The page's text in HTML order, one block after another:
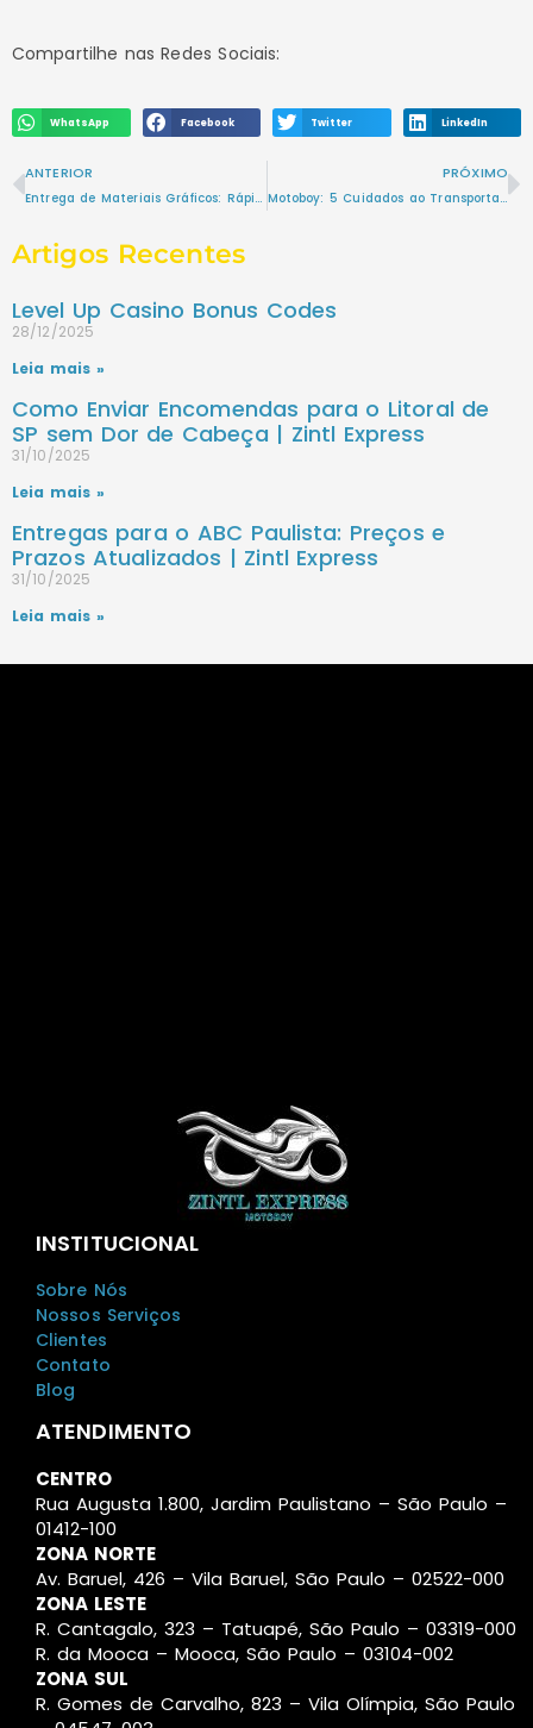
Compartilhe nas Redes Sociais:
WhatsApp Facebook Twitter LinkedIn
ANTERIOR
Entrega de Materiais Gráficos: Rápido, Confiável e Eficiente!
PRÓXIMO
Motoboy: 5 Cuidados ao Transportar as Entregas
Artigos Recentes
Level Up Casino Bonus Codes
28/12/2025
Leia mais »
Como Enviar Encomendas para o Litoral de
SP sem Dor de Cabeça | Zintl Express
31/10/2025
Leia mais »
Entregas para o ABC Paulista: Preços e
Prazos Atualizados | Zintl Express
31/10/2025
Leia mais »
INSTITUCIONAL
Sobre Nós
Nossos Serviços
Clientes
Contato
Blog
ATENDIMENTO
CENTRO
Rua Augusta 1.800, Jardim Paulistano – São Paulo –
01412-100
ZONA NORTE
Av. Baruel, 426 – Vila Baruel, São Paulo – 02522-000
ZONA LESTE
R. Cantagalo, 323 – Tatuapé, São Paulo – 03319-000
R. da Mooca – Mooca, São Paulo – 03104-002
ZONA SUL
R. Gomes de Carvalho, 823 – Vila Olímpia, São Paulo